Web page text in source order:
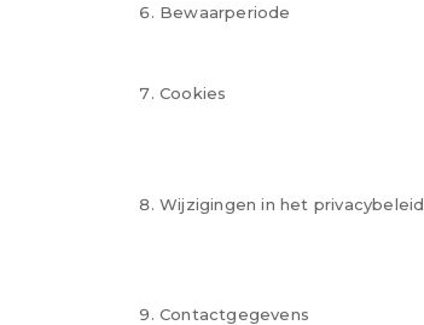
Bewaarperiode
Cookies
Wijzigingen in het privacybeleid
Contactgegevens